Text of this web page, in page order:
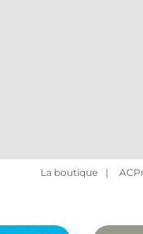
La boutique |